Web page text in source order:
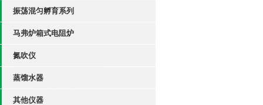
振荡混匀孵育系列
马弗炉箱式电阻炉
氮吹仪
蒸馏水器
其他仪器